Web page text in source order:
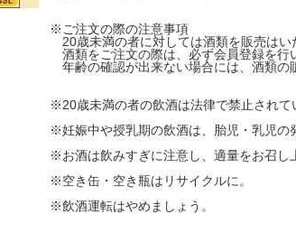
※ご注文の際の注意事項
20歳未満の者に対しては酒類を販売はい
酒類をご注文の際は、必ず会員登録を行
年齢の確認が出来ない場合には、酒類の
※20歳未満の者の飲酒は法律で禁止されて
※妊娠中や授乳期の飲酒は、胎児・乳児の
※お酒は飲みすぎに注意し、適量をお召し
※空き缶・空き瓶はリサイクルに。
※飲酒運転はやめましょう。